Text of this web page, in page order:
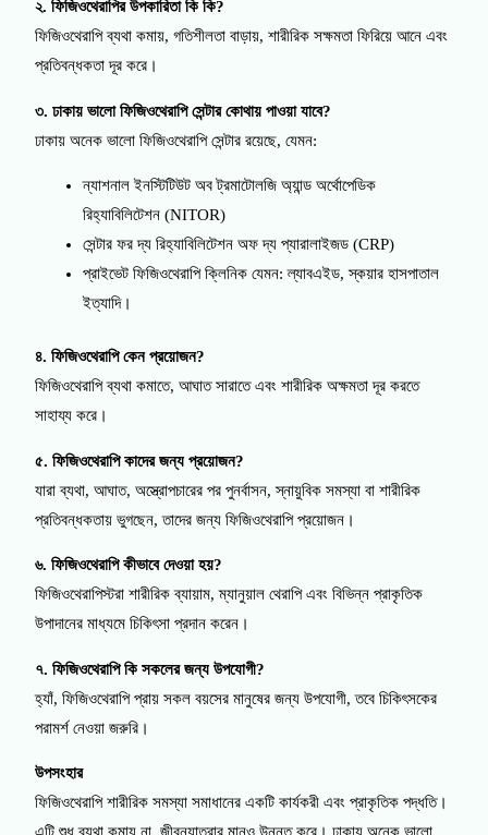
২. ফিজিওথেরাপির উপকারিতা কি কি?
ফিজিওথেরাপি ব্যথা কমায়, গতিশীলতা বাড়ায়, শারীরিক সক্ষমতা ফিরিয়ে আনে এবং
প্রতিবন্ধকতা দূর করে।
৩. ঢাকায় ভালো ফিজিওথেরাপি সেন্টার কোথায় পাওয়া যাবে?
ঢাকায় অনেক ভালো ফিজিওথেরাপি সেন্টার রয়েছে, যেমন:
ন্যাশনাল ইনস্টিটিউট অব ট্রমাটোলজি অ্যান্ড অর্থোপেডিক
রিহ্যাবিলিটেশন (NITOR)
সেন্টার ফর দ্য রিহ্যাবিলিটেশন অফ দ্য প্যারালাইজড (CRP)
প্রাইভেট ফিজিওথেরাপি ক্লিনিক যেমন: ল্যাবএইড, স্কয়ার হাসপাতাল
ইত্যাদি।
৪. ফিজিওথেরাপি কেন প্রয়োজন?
ফিজিওথেরাপি ব্যথা কমাতে, আঘাত সারাতে এবং শারীরিক অক্ষমতা দূর করতে
সাহায্য করে।
৫. ফিজিওথেরাপি কাদের জন্য প্রয়োজন?
যারা ব্যথা, আঘাত, অস্ত্রোপচারের পর পুনর্বাসন, স্নায়ুবিক সমস্যা বা শারীরিক
প্রতিবন্ধকতায় ভুগছেন, তাদের জন্য ফিজিওথেরাপি প্রয়োজন।
৬. ফিজিওথেরাপি কীভাবে দেওয়া হয়?
ফিজিওথেরাপিস্টরা শারীরিক ব্যায়াম, ম্যানুয়াল থেরাপি এবং বিভিন্ন প্রাকৃতিক
উপাদানের মাধ্যমে চিকিৎসা প্রদান করেন।
৭. ফিজিওথেরাপি কি সকলের জন্য উপযোগী?
হ্যাঁ, ফিজিওথেরাপি প্রায় সকল বয়সের মানুষের জন্য উপযোগী, তবে চিকিৎসকের
পরামর্শ নেওয়া জরুরি।
উপসংহার
ফিজিওথেরাপি শারীরিক সমস্যা সমাধানের একটি কার্যকরী এবং প্রাকৃতিক পদ্ধতি।